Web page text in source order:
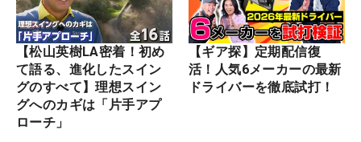
【松山英樹LA密着！初め
て語る、進化したスイン
グのすべて】理想スイン
グへのカギは「片手アプ
ローチ」
【ギア探】定期配信復
活！人気6メーカーの最新
ドライバーを徹底試打！